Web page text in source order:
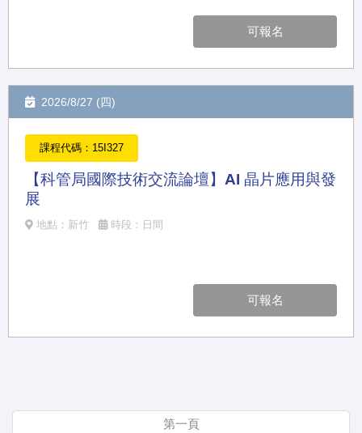
可報名
2026/8/27 (四)
課程代碼：15I327
【科管局國際技術交流論壇】AI 晶片應用與發
展
地點：新竹 時段：日間
可報名
第一頁